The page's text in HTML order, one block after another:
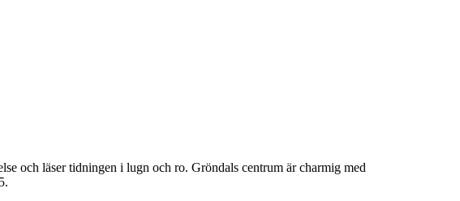
och läser tidningen i lugn och ro. Gröndals centrum är charmig med